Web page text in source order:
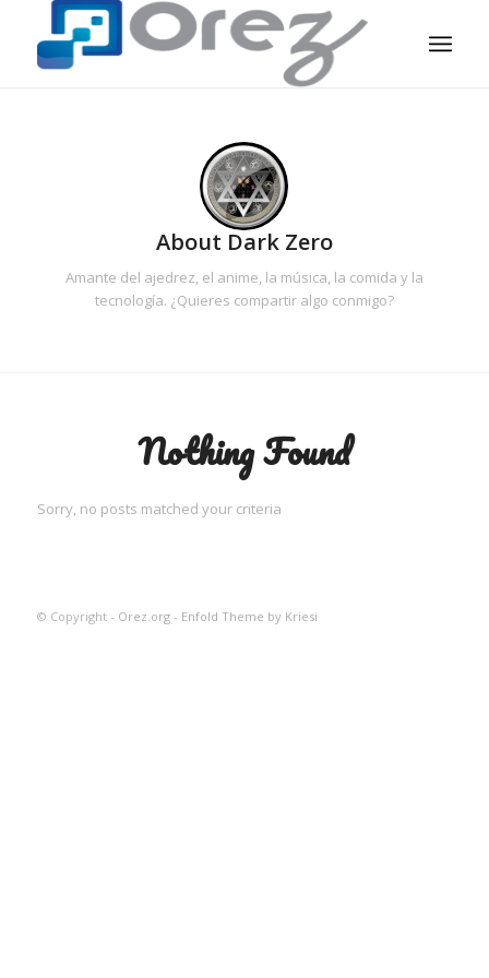
About Dark Zero
Amante del ajedrez, el anime, la música, la comida y la
tecnología. ¿Quieres compartir algo conmigo?
Nothing Found
Sorry, no posts matched your criteria
© Copyright - Orez.org- Enfold Theme by Kriesi